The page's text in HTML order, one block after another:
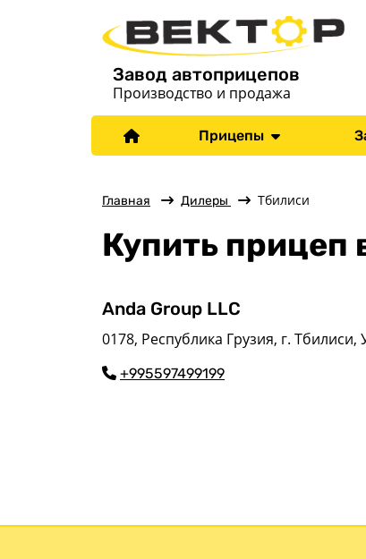
Завод автоприцепов
Производство и продажа
Прицепы
Главная Дилеры Тбилиси
Купить прицеп
Anda Group LLC
0178, Республика Грузия, г. Тбилиси,
+995597499199